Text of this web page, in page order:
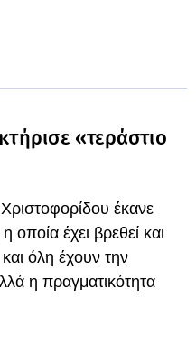
«τεράστιο
έκανε
οποία έχει βρεθεί και
όλη έχουν την
η πραγματικότητα